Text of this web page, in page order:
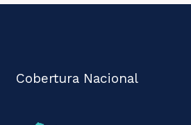
Cobertura Nacional